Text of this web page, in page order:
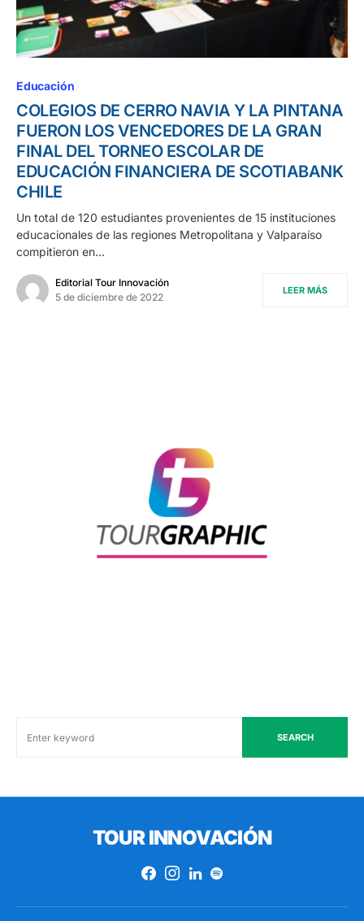
Educación
COLEGIOS DE CERRO NAVIA Y LA PINTANA
FUERON LOS VENCEDORES DE LA GRAN
FINAL DEL TORNEO ESCOLAR DE
EDUCACIÓN FINANCIERA DE SCOTIABANK
CHILE
Un total de 120 estudiantes provenientes de 15 instituciones
educacionales de las regiones Metropolitana y Valparaíso
compitieron en…
Editorial Tour Innovación
5 de diciembre de 2022
LEER MÁS
SEARCH
TOUR INNOVACIÓN